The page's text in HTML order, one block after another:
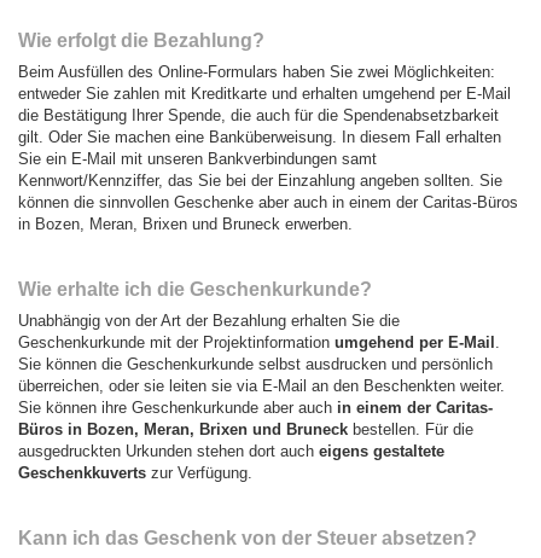
Wie erfolgt die Bezahlung?
Beim Ausfüllen des Online-Formulars haben Sie zwei Möglichkeiten:
entweder Sie zahlen mit Kreditkarte und erhalten umgehend per E-Mail
die Bestätigung Ihrer Spende, die auch für die Spendenabsetzbarkeit
gilt. Oder Sie machen eine Banküberweisung. In diesem Fall erhalten
Sie ein E-Mail mit unseren Bankverbindungen samt
Kennwort/Kennziffer, das Sie bei der Einzahlung angeben sollten. Sie
können die sinnvollen Geschenke aber auch in einem der Caritas-Büros
in Bozen, Meran, Brixen und Bruneck erwerben.
Wie erhalte ich die Geschenkurkunde?
Unabhängig von der Art der Bezahlung erhalten Sie die
Geschenkurkunde mit der Projektinformation umgehend per E-Mail
Sie können die Geschenkurkunde selbst ausdrucken und persönlich
überreichen, oder sie leiten sie via E-Mail an den Beschenkten weiter.
Sie können ihre Geschenkurkunde aber auch in einem der Caritas-
Büros in Bozen, Meran, Brixen und Bruneck bestellen. Für die
ausgedruckten Urkunden stehen dort auch eigens gestaltete
Geschenkkuverts zur Verfügung.
Kann ich das Geschenk von der Steuer absetzen?